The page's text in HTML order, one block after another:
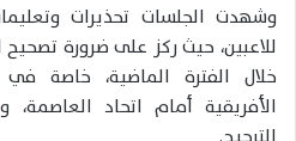
وشهدت الجلسات تحذيرات
للاعبين، حيث ركز على ضرورة
خلال الفترة الماضية، خاصة في
الأفريقية أمام اتحاد العاصمة،